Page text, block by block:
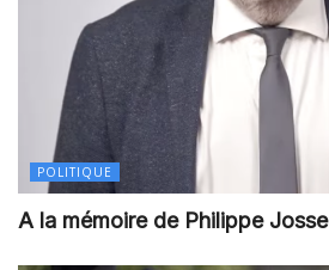
POLITIQUE
A la mémoire de Philippe Josse